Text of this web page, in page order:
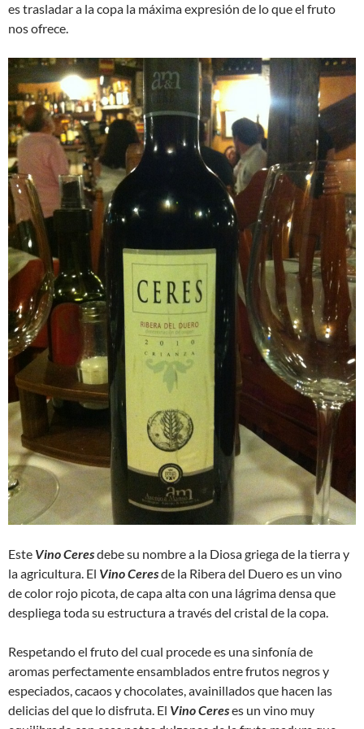
es trasladar a la copa la máxima expresión de lo que el fruto
nos ofrece.
Este Vino Ceresdebe su nombre a la Diosa griega de la tierra y
la agricultura. El Vino Ceresde la Ribera del Duero es un vino
de color rojo picota, de capa alta con una lágrima densa que
despliega toda su estructura a través del cristal de la copa.
Respetando el fruto del cual procede es una sinfonía de
aromas perfectamente ensamblados entre frutos negros y
especiados, cacaos y chocolates, avainillados que hacen las
delicias del que lo disfruta. El Vino Cereses un vino muy